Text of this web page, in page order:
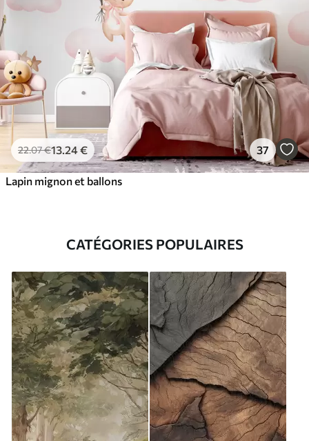
22.07€13 .24€ 37
Lapin mignon et ballons
CATÉGORIES POPULAIRES